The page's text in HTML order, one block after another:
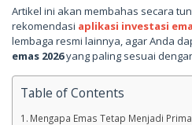
Artikel ini akan membahas secara
rekomendasi aplikasi investasi
lembaga resmi lainnya, agar Anda
emas 2026yang paling sesuai
Table of Contents
Mengapa Emas Tetap Menjadi